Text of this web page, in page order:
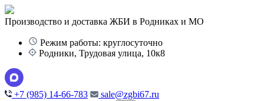
Производство и доставка ЖБИ в Родниках и МО
Режим работы: круглосуточно
Родники, Трудовая улица, 10к8
+7 (985) 14-66-783 sale@zgbi67.ru